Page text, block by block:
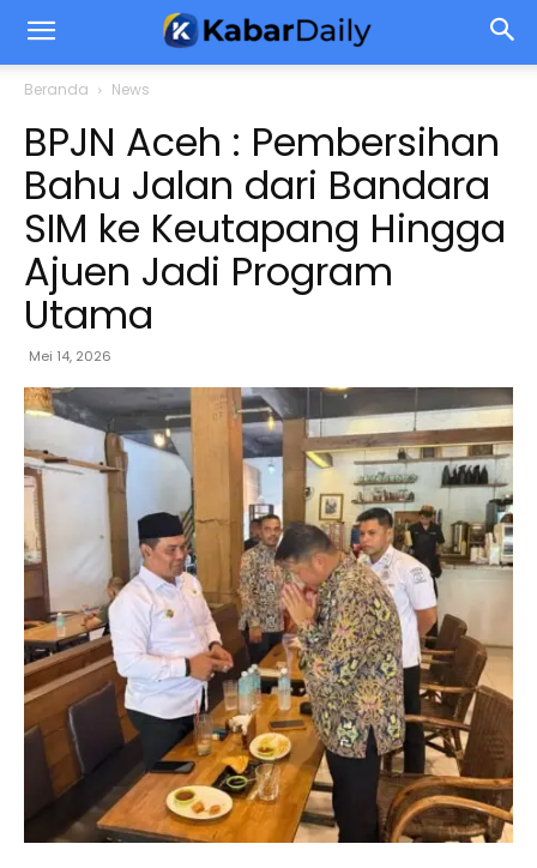
Beranda News
BPJN Aceh : Pembersihan
Bahu Jalan dari Bandara
SIM ke Keutapang Hingga
Ajuen Jadi Program
Utama
Mei 14, 2026